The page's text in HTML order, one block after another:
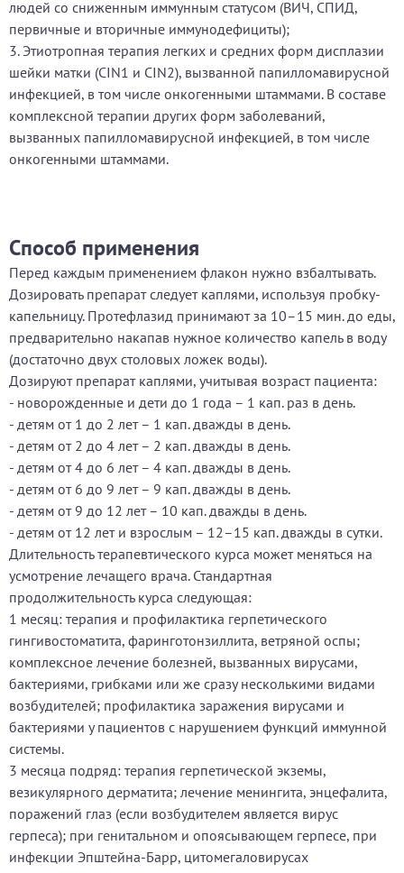
людей со сниженным иммунным статусом (ВИЧ, СПИД,
первичные и вторичные иммунодефициты);
3. Этиотропная терапия легких и средних форм дисплазии
шейки матки (CIN1 и CIN2), вызванной папилломавирусной
инфекцией, в том числе онкогенными штаммами. В составе
комплексной терапии других форм заболеваний,
вызванных папилломавирусной инфекцией, в том числе
онкогенными штаммами.
Способ применения
Перед каждым применением флакон нужно взбалтывать.
Дозировать препарат следует каплями, используя пробку-
капельницу. Протефлазид принимают за 10–15 мин. до еды,
предварительно накапав нужное количество капель в воду
(достаточно двух столовых ложек воды).
Дозируют препарат каплями, учитывая возраст пациента:
- новорожденные и дети до 1 года – 1 кап. раз в день.
- детям от 1 до 2 лет – 1 кап. дважды в день.
- детям от 2 до 4 лет – 2 кап. дважды в день.
- детям от 4 до 6 лет – 4 кап. дважды в день.
- детям от 6 до 9 лет – 9 кап. дважды в день.
- детям от 9 до 12 лет – 10 кап. дважды в день.
- детям от 12 лет и взрослым – 12–15 кап. дважды в сутки.
Длительность терапевтического курса может меняться на
усмотрение лечащего врача. Стандартная
продолжительность курса следующая:
1 месяц: терапия и профилактика герпетического
гингивостоматита, фаринготонзиллита, ветряной оспы;
комплексное лечение болезней, вызванных вирусами,
бактериями, грибками или же сразу несколькими видами
возбудителей; профилактика заражения вирусами и
бактериями у пациентов с нарушением функций иммунной
системы.
3 месяца подряд: терапия герпетической экземы,
везикулярного дерматита; лечение менингита, энцефалита,
поражений глаз (если возбудителем является вирус
герпеса); при генитальном и опоясывающем герпесе, при
инфекции Эпштейна-Барр, цитомегаловирусах